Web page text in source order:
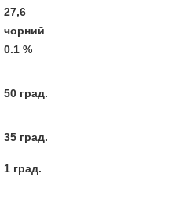
27,6
чорний
0.1 %
50 град.
35 град.
1 град.